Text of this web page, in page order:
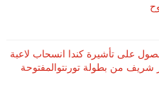
على تأشيرة كندا انسحاب لاعبة
شريف​ من بطولة ​تورنتو​المفتوحة